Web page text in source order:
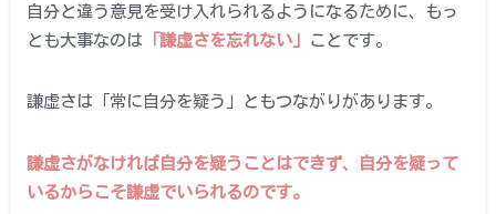
自分と違う意見を受け入れられるようになるために、もっ
とも大事なのは 「謙虚さを忘れない」 ことです。
謙虚さは「常に自分を疑う」ともつながりがあります。
謙虚さがなければ自分を疑うことはできず、自分を疑って
いるからこそ謙虚でいられるのです。